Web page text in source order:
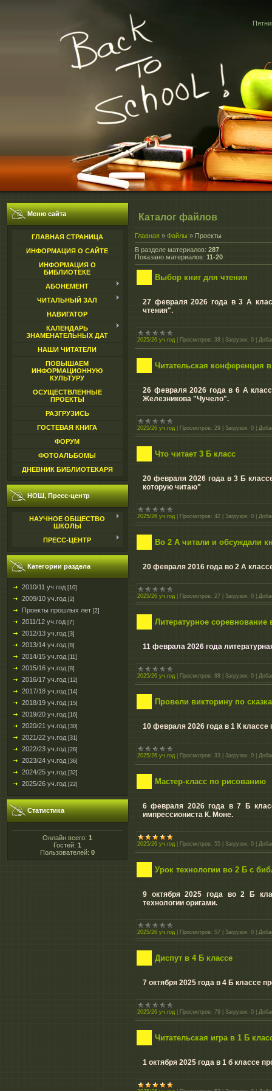
Меню сайта
ГЛАВНАЯ СТРАНИЦА
ИНФОРМАЦИЯ О САЙТЕ
ИНФОРМАЦИЯ О
БИБЛИОТЕКЕ
АБОНЕМЕНТ
ЧИТАЛЬНЫЙ ЗАЛ
НАВИГАТОР
КАЛЕНДАРЬ
ЗНАМЕНАТЕЛЬНЫХ ДАТ
НАШИ ЧИТАТЕЛИ
ПОВЫШАЕМ
ИНФОРМАЦИОННУЮ
КУЛЬТУРУ
ОСУЩЕСТВЛЕННЫЕ
ПРОЕКТЫ
РАЗГРУЗИСЬ
ГОСТЕВАЯ КНИГА
ФОРУМ
ФОТОАЛЬБОМЫ
ДНЕВНИК БИБЛИОТЕКАРЯ
НОШ, Пресс-центр
НАУЧНОЕ ОБЩЕСТВО
ШКОЛЫ
ПРЕСС-ЦЕНТР
Категории раздела
2010/11 уч.год [10]
2009/10 уч.год [2]
Проекты прошлых лет [2]
2011/12 уч.год [7]
2012/13 уч.год [3]
2013/14 уч.год [8]
2014/15 уч.год [11]
2015/16 уч.год [8]
2016/17 уч.год [12]
2017/18 уч.год [14]
2018/19 уч.год [15]
2019/20 уч.год [16]
2020/21 уч.год [30]
2021/22 уч.год [31]
2022/23 уч.год [28]
2023/24 уч.год [36]
2024/25 уч.год [32]
2025/26 уч.год [22]
Статистика
Онлайн всего: 1
Гостей: 1
Пользователей: 0
Каталог файлов
Главная » Файлы » Проекты
В разделе материалов: 287
Показано материалов: 11-20
Выбор книг для чтения
27 февраля 2026 года в 3 А
чтения".
2025/26 уч.год Просмотров: 38 Загрузок: 0
Читательская конференция
26 февраля 2026 года в 6 А
Железникова "Чучело".
2025/26 уч.год Просмотров: 29 Загрузок: 0
Что читает 3 Б класс
20 февраля 2026 года в 3 Б
которую читаю"
2025/26 уч.год Просмотров: 42 Загрузок: 0
Во 2 А читали и обсуждали
20 февраля 2016 года во 2 А
2025/26 уч.год Просмотров: 27 Загрузок: 0
Литературное соревнование
11 феврала 2026 года
2025/26 уч.год Просмотров: 88 Загрузок: 0
Провели викторину по
10 февраля 2026 года в 1 К классе
2025/26 уч.год Просмотров: 33 Загрузок: 0
Мастер-класс по рисованию
6 февраля 2026 года в 7 Б
импрессиониста К. Моне.
2025/26 уч.год Просмотров: 55 Загрузок: 0
Урок технологии во 2 Б с
9 октября 2025 года во 2 Б
технологии оригами.
2025/26 уч.год Просмотров: 57 Загрузок: 0
Диспут в 4 Б классе
7 октября 2025 года в 4 Б классе
2025/26 уч.год Просмотров: 79 Загрузок: 0
Читательская игра в 1 Б
1 октября 2025 года в 1 б классе